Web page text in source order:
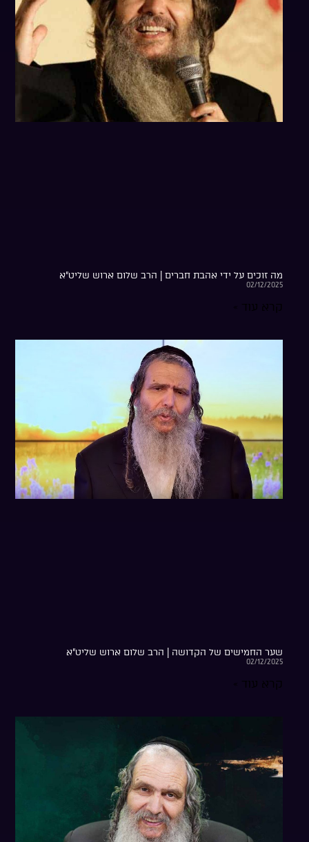
מה זוכים על ידי אהבת חברים | הרב שלום ארוש שליט”א
02/12/2025
קרא עוד »
שער החמישים של הקדושה | הרב שלום ארוש שליט”א
02/12/2025
קרא עוד »